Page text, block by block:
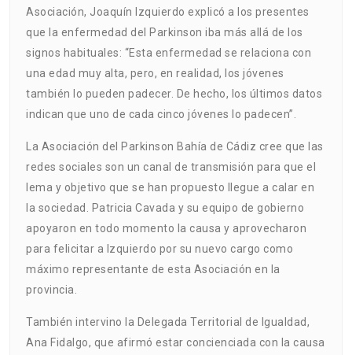
Asociación, Joaquín Izquierdo explicó a los presentes
que la enfermedad del Parkinson iba más allá de los
signos habituales: “Esta enfermedad se relaciona con
una edad muy alta, pero, en realidad, los jóvenes
también lo pueden padecer. De hecho, los últimos datos
indican que uno de cada cinco jóvenes lo padecen”.
La Asociación del Parkinson Bahía de Cádiz cree que las
redes sociales son un canal de transmisión para que el
lema y objetivo que se han propuesto llegue a calar en
la sociedad. Patricia Cavada y su equipo de gobierno
apoyaron en todo momento la causa y aprovecharon
para felicitar a Izquierdo por su nuevo cargo como
máximo representante de esta Asociación en la
provincia.
También intervino la Delegada Territorial de Igualdad,
Ana Fidalgo, que afirmó estar concienciada con la causa